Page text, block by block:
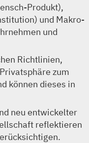
Produkt),
und Makro-
und
Richtlinien,
zum
können dieses in
neu entwickelter
reflektieren